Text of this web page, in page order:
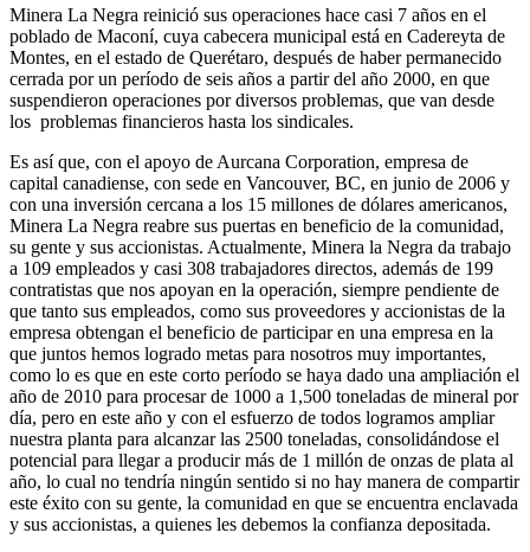
Minera La Negra reinició sus operaciones hace casi 7 años en el
poblado de Maconí, cuya cabecera municipal está en Cadereyta de
Montes, en el estado de Querétaro, después de haber permanecido
cerrada por un período de seis años a partir del año 2000, en que
suspendieron operaciones por diversos problemas, que van desde
los problemas financieros hasta los sindicales.
Es así que, con el apoyo de Aurcana Corporation, empresa de
capital canadiense, con sede en Vancouver, BC, en junio de 2006 y
con una inversión cercana a los 15 millones de dólares americanos,
Minera La Negra reabre sus puertas en beneficio de la comunidad,
su gente y sus accionistas. Actualmente, Minera la Negra da trabajo
a 109 empleados y casi 308 trabajadores directos, además de 199
contratistas que nos apoyan en la operación, siempre pendiente de
que tanto sus empleados, como sus proveedores y accionistas de la
empresa obtengan el beneficio de participar en una empresa en la
que juntos hemos logrado metas para nosotros muy importantes,
como lo es que en este corto período se haya dado una ampliación el
año de 2010 para procesar de 1000 a 1,500 toneladas de mineral por
día, pero en este año y con el esfuerzo de todos logramos ampliar
nuestra planta para alcanzar las 2500 toneladas, consolidándose el
potencial para llegar a producir más de 1 millón de onzas de plata al
año, lo cual no tendría ningún sentido si no hay manera de compartir
este éxito con su gente, la comunidad en que se encuentra enclavada
y sus accionistas, a quienes les debemos la confianza depositada.